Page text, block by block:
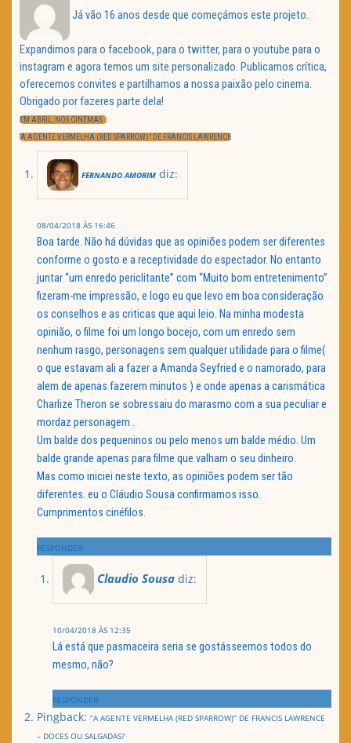
Já vão 16 anos desde que começámos este projeto.
Expandimos para o facebook, para o twitter, para o youtube para o
instagram e agora temos um site personalizado. Publicamos crítica,
oferecemos convites e partilhamos a nossa paixão pelo cinema.
Obrigado por fazeres parte dela!
Navegação
de
artigos
PREVIOUS
EM ABRIL, NOS CINEMAS…
NEXT
“A AGENTE VERMELHA (RED SPARROW)” DE FRANCIS LAWRENCE
FERNANDO AMORIM diz:
08/04/2018 ÀS 16:46
Boa tarde. Não há dúvidas que as opiniões podem ser diferentes
conforme o gosto e a receptividade do espectador. No entanto
juntar “um enredo periclitante” com “Muito bom entretenimento”
fizeram-me impressão, e logo eu que levo em boa consideração
os conselhos e as criticas que aqui leio. Na minha modesta
opinião, o filme foi um longo bocejo, com um enredo sem
nenhum rasgo, personagens sem qualquer utilidade para o filme(
o que estavam ali a fazer a Amanda Seyfried e o namorado, para
alem de apenas fazerem minutos ) e onde apenas a carismática
Charlize Theron se sobressaiu do marasmo com a sua peculiar e
mordaz personagem .
Um balde dos pequeninos ou pelo menos um balde médio. Um
balde grande apenas para filme que valham o seu dinheiro.
Mas como iniciei neste texto, as opiniões podem ser tão
diferentes. eu o Cláudio Sousa confirmamos isso.
Cumprimentos cinéfilos.
RESPONDER
Claudio Sousa diz:
10/04/2018 ÀS 12:35
Lá está que pasmaceira seria se gostásseemos todos do
mesmo, não?
RESPONDER
Pingback:“A AGENTE VERMELHA (RED SPARROW)” DE FRANCIS LAWRENCE
– DOCES OU SALGADAS?